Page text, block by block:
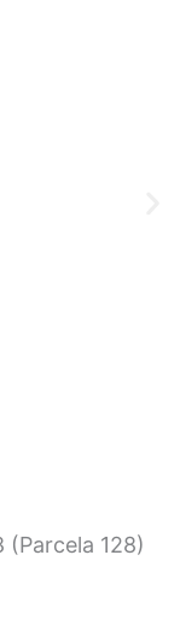
(Parcela 128)